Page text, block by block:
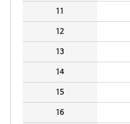
11
12
13
14
15
16